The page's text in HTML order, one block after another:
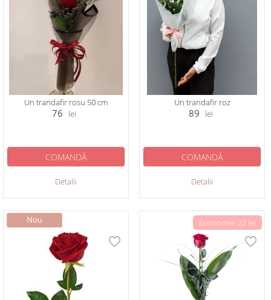
Un trandafir rosu 50 cm
76 lei
Detalii
COMANDĂ
Un trandafir roz
89 lei
Detalii
COMANDĂ
Economie: 22 lei